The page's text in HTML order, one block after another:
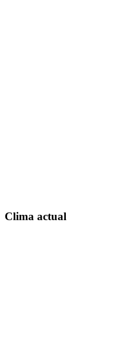
Clima actual